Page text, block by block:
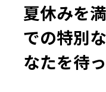
夏休みを
での特別
なたを待